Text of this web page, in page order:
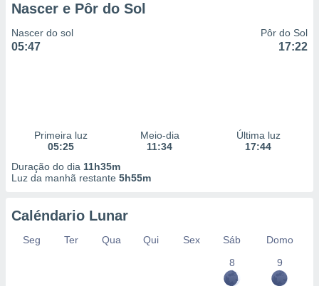
Nascer e Pôr do Sol
Nascer do sol
05:47
Pôr do Sol
17:22
Primeira luz
05:25
Meio-dia
11:34
Última luz
17:44
Duração do dia 11h35m
Luz da manhã restante 5h55m
Caléndario Lunar
Seg Ter Qua Qui Sex Sáb
Domo
8
9